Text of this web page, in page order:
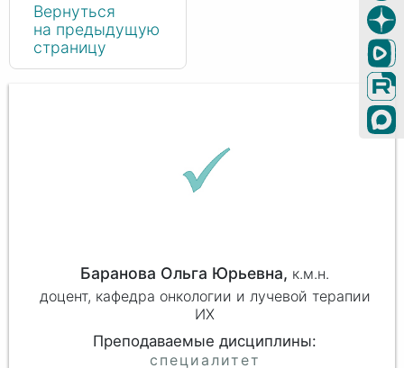
Вернуться
на предыдущую
страницу
Баранова Ольга Юрьевна, к.м.н.
доцент, кафедра онкологии и лучевой терапии
ИХ